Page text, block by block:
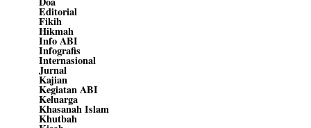
Editorial
Fikih
Hikmah
Info ABI
Infografis
Internasional
Jurnal
Kajian
Kegiatan ABI
Keluarga
Khasanah Islam
Khutbah